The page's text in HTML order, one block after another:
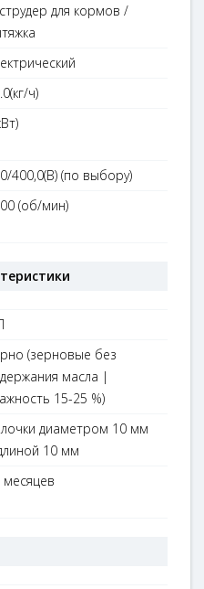
для кормов /
ч)
400,0(В) (по выбору)
(об/мин)
(зерновые без
масла |
15-25 %)
диаметром 10 мм
10 мм
месяцев